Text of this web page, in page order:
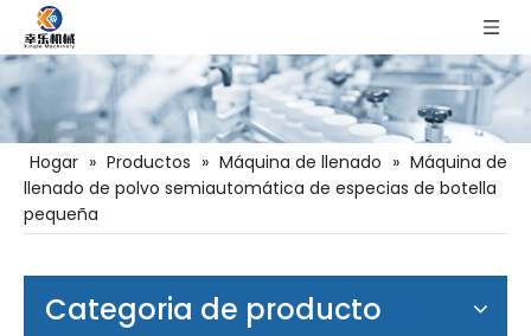
Hogar » Productos » Máquina de llenado » Máquina de
llenado de polvo semiautomática de especias de botella
pequeña
Categoria de producto